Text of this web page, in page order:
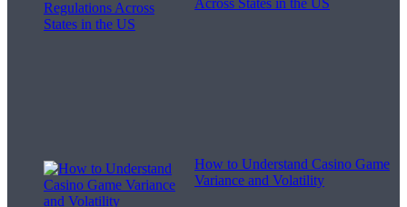
Across States in the US
How to Understand Casino Game
Variance and Volatility